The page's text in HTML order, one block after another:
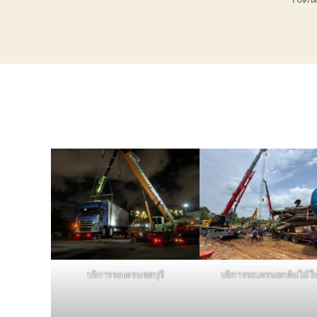
บริการรถเครนชลบุรี บริการรถเครนยกต้นไม้